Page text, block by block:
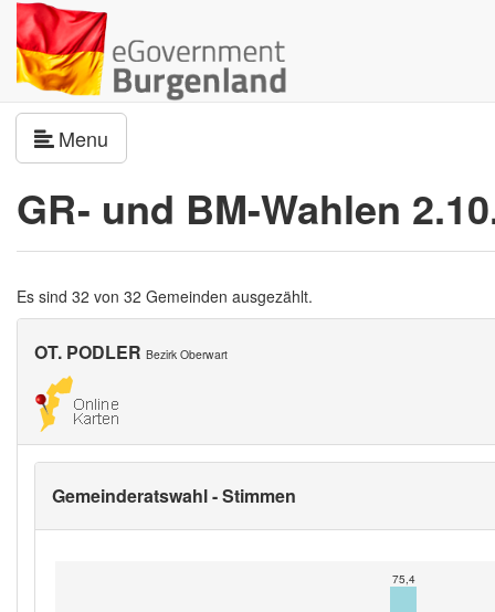
Menu
GR- und BM-Wahlen
Es sind 32 von 32 Gemeinden ausgezählt.
OT. PODLER Bezirk Oberwart
Gemeinderatswahl - Stimmen
75,4